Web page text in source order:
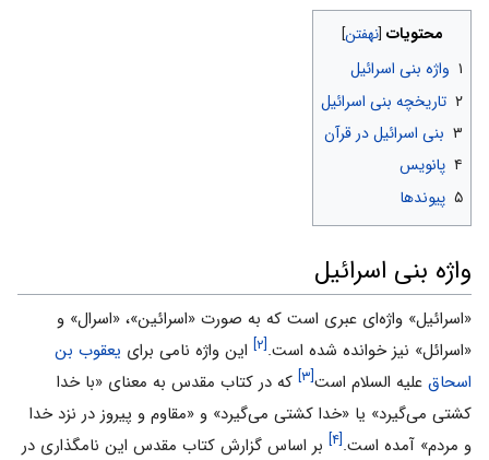
محتویات
۱ واژه بنی اسرائیل
۲ تاریخچه بنی اسرائیل
۳ بنی اسرائیل در قرآن
۴ پانویس
۵ پیوندها
واژه بنی اسرائیل
«اسرائیل» واژه‌‌اى عبرى است که به صورت «اسرائین»، «اسرال» و
«اسرائل» نیز خوانده شده است.[۲] این واژه نامى براى یعقوب بن
اسحاق علیه السلام است[۳]
که در کتاب مقدس به معناى «با خدا
کشتى مى‌‌گیرد» یا «خدا کشتى مى‌‌گیرد» و «مقاوم و پیروز در نزد خدا
و مردم» آمده است.[۴]
بر اساس گزارش کتاب مقدس این نامگذارى در